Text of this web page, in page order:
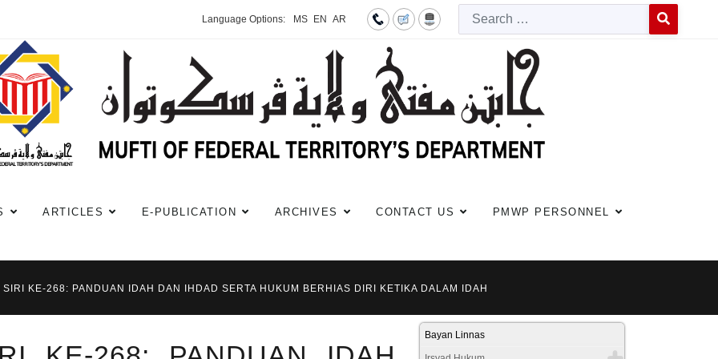
Language Options: MS EN AR
ARTICLES E-PUBLICATION ARCHIVES CONTACT US PMWP PERSONNEL
SIRI KE-268: PANDUAN IDAH DAN IHDAD SERTA HUKUM BERHIAS DIRI KETIKA DALAM IDAH
Bayan Linnas